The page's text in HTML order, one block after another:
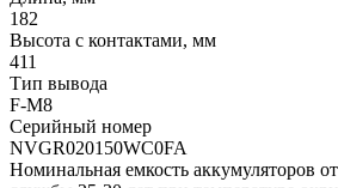
182
Высота с контактами, мм
411
Тип вывода
F-M8
Серийный номер
NVGR020150WC0FA
Номинальная емкость аккумуляторов